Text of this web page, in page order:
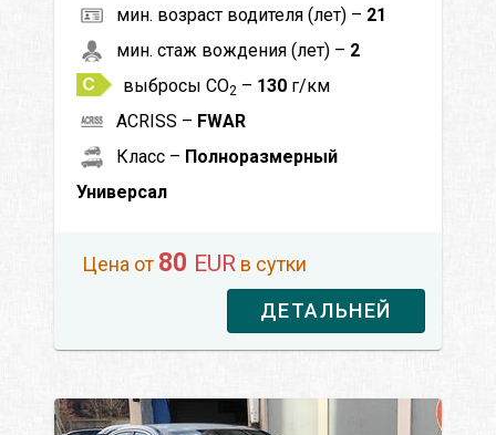
мин. возраст водителя (лет) – 21
мин. стаж вождения (лет) – 2
выбросы CO2 – 130 г/км
ACRISS – FWAR
Класс – Полноразмерный
Универсал
Цена от 80 EUR в сутки
ДЕТАЛЬНЕЙ